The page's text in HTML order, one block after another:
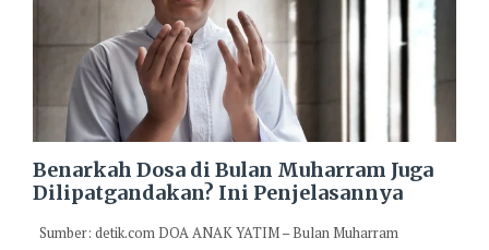
Benarkah Dosa di Bulan Muharram Juga
Dilipatgandakan? Ini Penjelasannya
Sumber: detik.com DOA ANAK YATIM – Bulan Muharram